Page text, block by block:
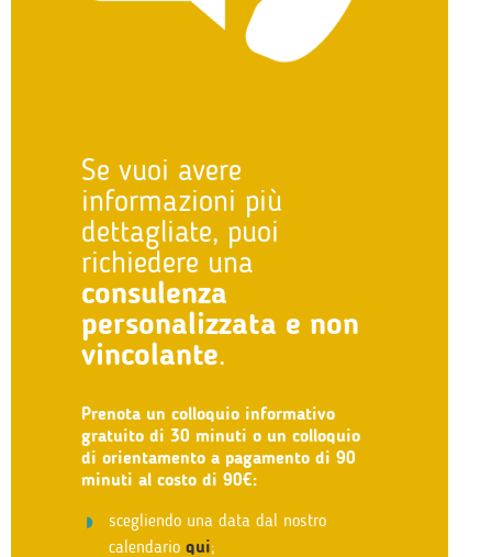
Se vuoi avere
informazioni più
dettagliate, puoi
richiedere una
consulenza
personalizzata e non
vincolante.
Prenota un colloquio informativo
gratuito di 30 minuti o un colloquio
di orientamento a pagamento di 90
minuti al costo di 90€:
scegliendo una data dal nostro
calendario qui;